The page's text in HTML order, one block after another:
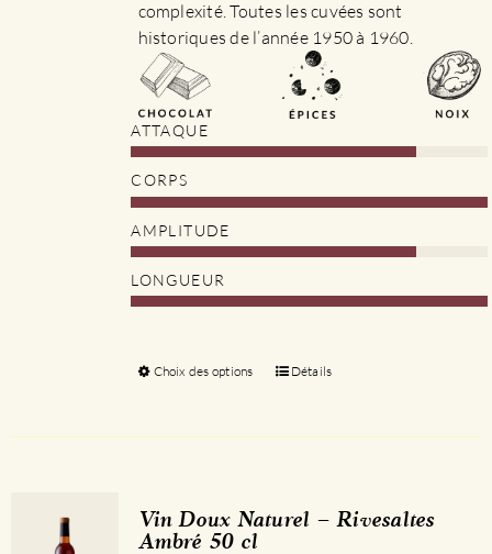
complexité. Toutes les cuvées sont
historiques de l’année 1950 à 1960.
ATTAQUE
CORPS
AMPLITUDE
LONGUEUR
Choix des options
Ce
options
Détails
Vin Doux Naturel – Rivesaltes
Ambré 50 cl